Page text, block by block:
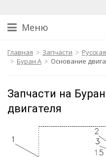
Меню
Главная Запчасти
Буран А
Основание
Запчасти на
двигателя